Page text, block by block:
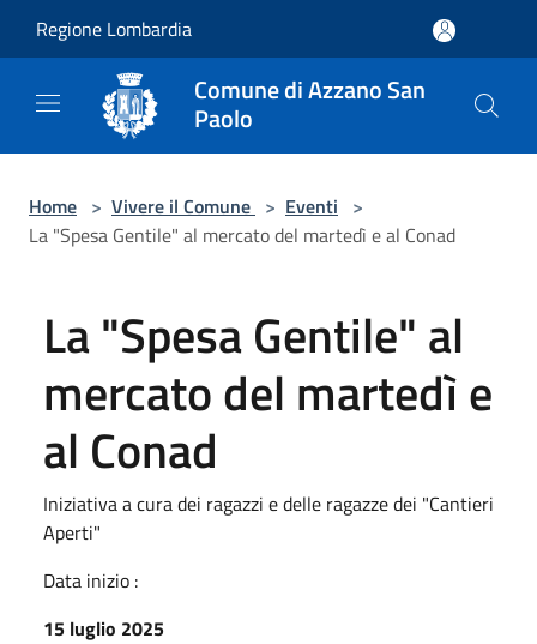
Regione Lombardia
Comune di Azzano San
Paolo
Home > Vivere il Comune > Eventi >
La "Spesa Gentile" al mercato del martedì e al Conad
La "Spesa Gentile" al
mercato del martedì e
al Conad
Iniziativa a cura dei ragazzi e delle ragazze dei "Cantieri
Aperti"
Data inizio :
15 luglio 2025